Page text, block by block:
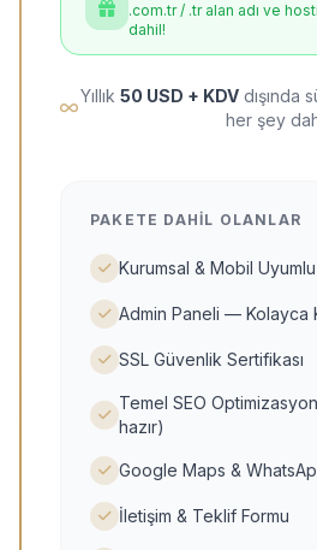
.com.tr / .tr alan adı ve
dahil!
Yıllık 50 USD + KDV dışında
her şey
PAKETE DAHIL OLANLAR
Kurumsal & Mobil
Admin Paneli — Kolayca
SSL Güvenlik Sertifikası
Temel SEO
hazır)
Google Maps &
İletişim & Teklif Formu